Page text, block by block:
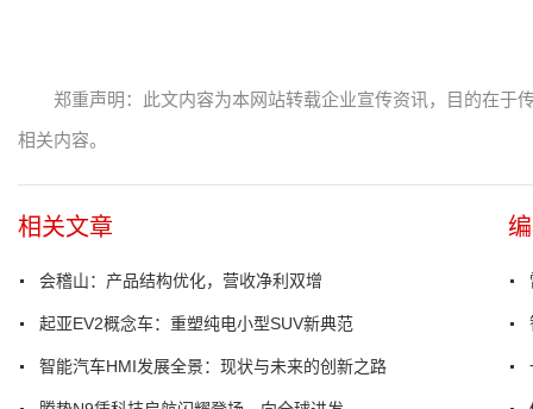
郑重声明：此文内容为本网站转载企业宣传资讯，目的在于
相关内容。
相关文章
会稽山：产品结构优化，营收净利双增
起亚EV2概念车：重塑纯电小型SUV新典范
智能汽车HMI发展全景：现状与未来的创新之路